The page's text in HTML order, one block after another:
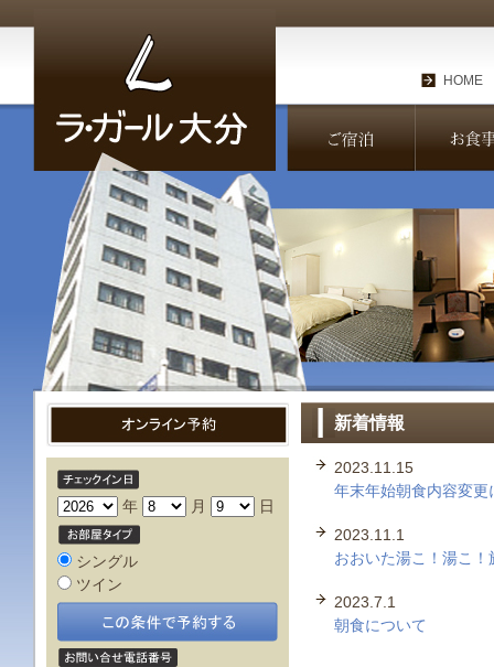
HOME
年 月 日
シングル
ツイン
新着情報
2023.11.15
年末年始朝食内容変更
2023.11.1
おおいた湯こ！湯こ
2023.7.1
朝食について